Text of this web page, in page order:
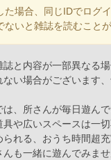
場合、同じIDでログ
いと雑誌を読むことが
と内容が一部異なる
い場合がございます
、所さんが毎日遊ん
具や広いスペースは一
られる、おうち時間超
も一緒に遊んでみませ